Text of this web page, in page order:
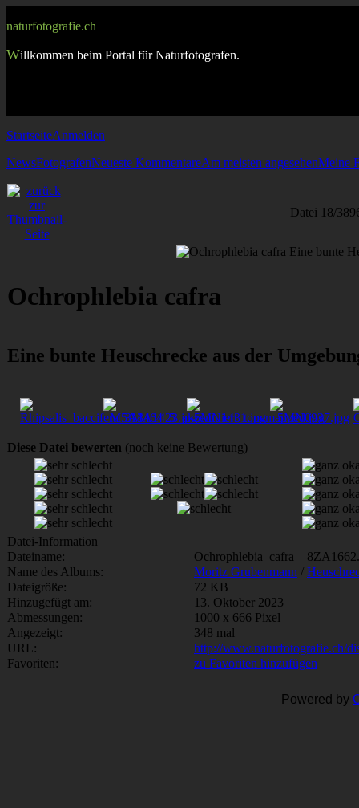
naturfotografie.ch
Willkommen beim Portal für Naturfotografen.
StartseiteAnmelden
NewsFotografenNeueste KommentareAm meisten angesehenMeine
Datei 18/
Ochrophlebia cafra
Eine bunte Heuschrecke aus der
Diese Datei bewerten (noch keine Bewertung)
Datei-Information
Dateiname:
Name des Albums:
Moritz Grubenmann /
Dateigröße:
72 KB
Hinzugefügt am:
13. Oktober 2023
Abmessungen:
1000 x 666 Pixel
Angezeigt:
348 mal
URL:
http://www.naturfotografie.ch/
Favoriten:
zu Favoriten hinzufügen
Powered by